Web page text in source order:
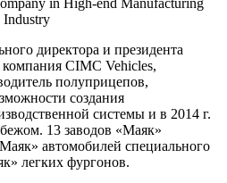
директора и президента
CIMC Vehicles,
полуприцепов,
создания
системы и в 2014 г.
13 заводов «Маяк»
автомобилей специального
легких фургонов.